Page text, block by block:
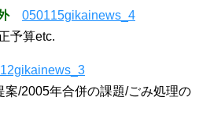
050115gikainews_4
予算etc.
/2005年合併の課題/ごみ処理の